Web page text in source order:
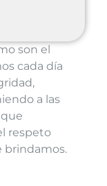
son el
cada día
a las
respeto
brindamos.